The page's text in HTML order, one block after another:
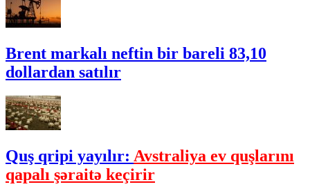
Brent markalı neftin bir bareli 83,10
dollardan satılır
Quş qripi yayılır: Avstraliya ev quşlarını
qapalı şəraitə keçirir